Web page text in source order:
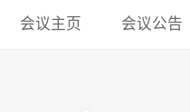
会议主页 会议公告